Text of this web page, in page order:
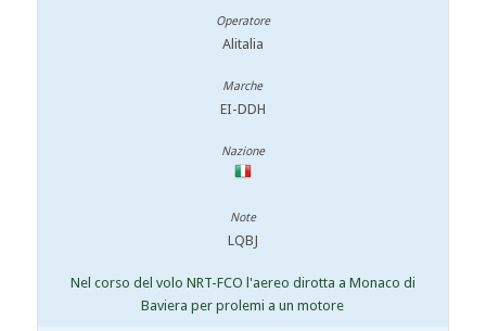
Alitalia
EI-DDH
LQBJ
Nel corso del volo NRT-FCO l'aereo dirotta a Monaco di
Baviera per prolemi a un motore